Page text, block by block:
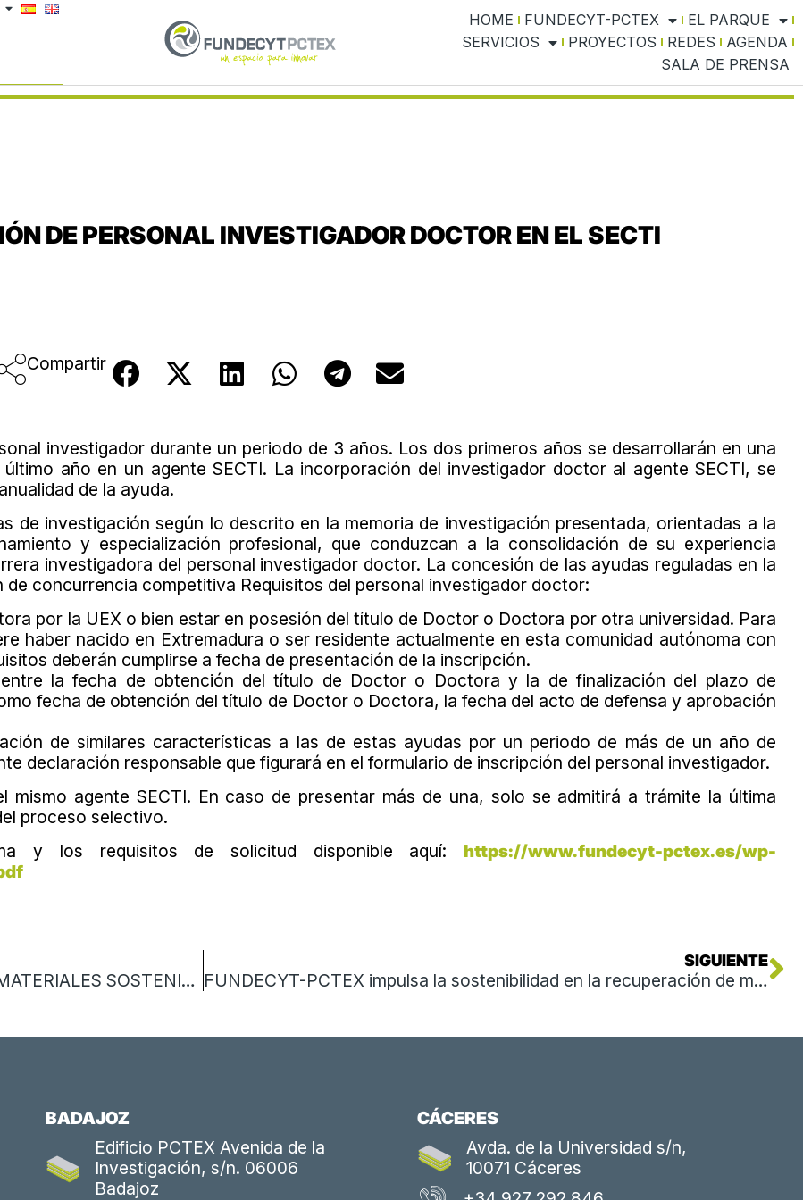
HOME FUNDECYT-PCTEX
EL PARQUE
SERVICIOS
PROYECTOS REDES
AGENDA
SALA DE PRENSA
DE PERSONAL INVESTIGADOR DOCTOR EN EL SECTI
Compartir
investigador durante un periodo de 3 años. Los dos primeros años se desarrollarán en una
año en un agente SECTI. La incorporación del investigador doctor al agente SECTI, se
de la ayuda.
de investigación según lo descrito en la memoria de investigación presentada, orientadas a la
y especialización profesional, que conduzcan a la consolidación de su experiencia
investigadora del personal investigador doctor. La concesión de las ayudas reguladas en la
concurrencia competitiva Requisitos del personal investigador doctor:
por la UEX o bien estar en posesión del título de Doctor o Doctora por otra universidad. Para
haber nacido en Extremadura o ser residente actualmente en esta comunidad autónoma con
deberán cumplirse a fecha de presentación de la inscripción.
la fecha de obtención del título de Doctor o Doctora y la de finalización del plazo de
fecha de obtención del título de Doctor o Doctora, la fecha del acto de defensa y aprobación
de similares características a las de estas ayudas por un periodo de más de un año de
declaración responsable que figurará en el formulario de inscripción del personal investigador.
agente SECTI. En caso de presentar más de una, solo se admitirá a trámite la última
proceso selectivo.
y los requisitos de solicitud disponible aquí: https://www.fundecyt-pctex.es/wp-
CONFERENCIA DIVULGACIÓN CIENTÍFICA: MATERIALES SOSTENIBLES QUE IMPULSAN LA TRANSICIÓN HACIA LAS ENERGÍAS RENOVABLES
SIGUIENTE
FUNDECYT-PCTEX impulsa la sostenibilidad en la recuperación de materias primas críticas durante el Taller RAW4RES en Francia
BADAJOZ
Edificio PCTEX Avenida de la
Investigación, s/n. 06006
Badajoz
CÁCERES
Avda. de la Universidad s/n,
10071 Cáceres